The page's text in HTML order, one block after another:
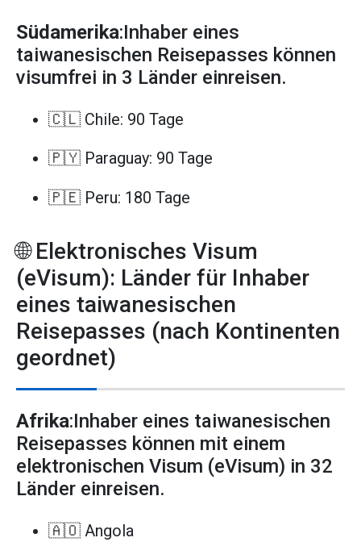
Südamerika:Inhaber eines
taiwanesischen Reisepasses können
visumfrei in 3 Länder einreisen.
🇨🇱 Chile: 90 Tage
🇵🇾 Paraguay: 90 Tage
🇵🇪 Peru: 180 Tage
🌐 Elektronisches Visum
(eVisum): Länder für Inhaber
eines taiwanesischen
Reisepasses (nach Kontinenten
geordnet)
Afrika:Inhaber eines taiwanesischen
Reisepasses können mit einem
elektronischen Visum (eVisum) in 32
Länder einreisen.
🇦🇴 Angola